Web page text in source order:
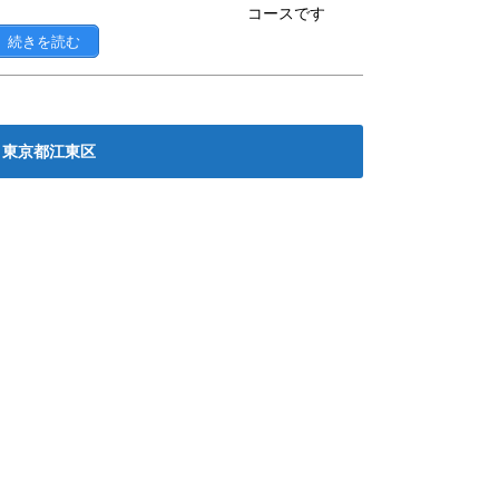
コースです
続きを読む
東京都江東区